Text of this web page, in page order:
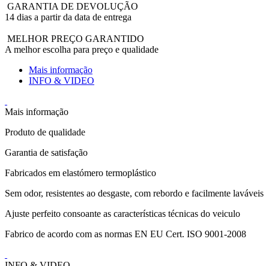
GARANTIA DE DEVOLUÇÃO
14 dias a partir da data de entrega
MELHOR PREÇO GARANTIDO
A melhor escolha para preço e qualidade
Mais informação
INFO & VIDEO
Mais informação
Produto de qualidade
Garantia de satisfação
Fabricados em elastómero termoplástico
Sem odor, resistentes ao desgaste, com rebordo e facilmente laváveis
Ajuste perfeito consoante as características técnicas do veiculo
Fabrico de acordo com as normas EN EU Cert. ISO 9001-2008